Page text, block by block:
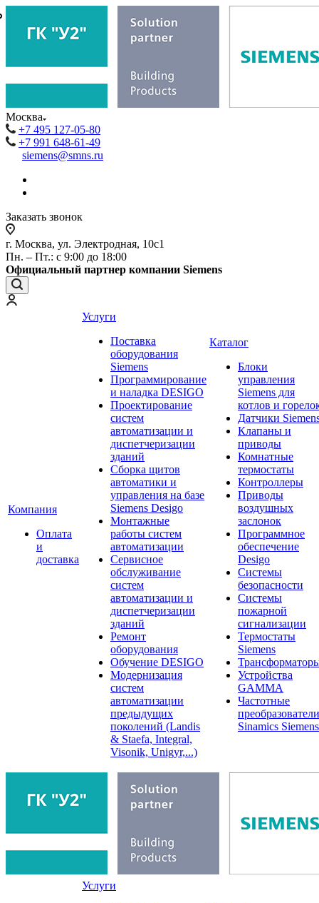
Москва
+7 495 127-05-80
+7 991 648-61-49
siemens@smns.ru
Заказать звонок
г. Москва, ул. Электродная, 10с1
Пн. – Пт.: с 9:00 до 18:00
Официальный партнер компании Siemens
Компания
Оплата
и
доставка
Услуги
Поставка
оборудования
Siemens
Программирование
и наладка DESIGO
Проектирование
систем
автоматизации и
диспетчеризации
зданий
Сборка щитов
автоматики и
управления на базе
Siemens Desigo
Монтажные
работы систем
автоматизации
Сервисное
обслуживание
систем
автоматизации и
диспетчеризации
зданий
Ремонт
оборудования
Обучение DESIGO
Модернизация
систем
автоматизации
предыдущих
поколений (Landis
& Staefa, Integral,
Visonik, Unigyr,...)
Каталог
Блоки
управления
Siemens для
котлов и
Датчики
Клапаны и
приводы
Комнатные
термостаты
Контроллеры
Приводы
воздушных
заслонок
Программное
обеспечение
Desigo
Системы
безопасности
Системы
пожарной
сигнализации
Термостаты
Siemens
Устройства
GAMMA
Частотные
преобразователи
Sinamics Siemens
Услуги